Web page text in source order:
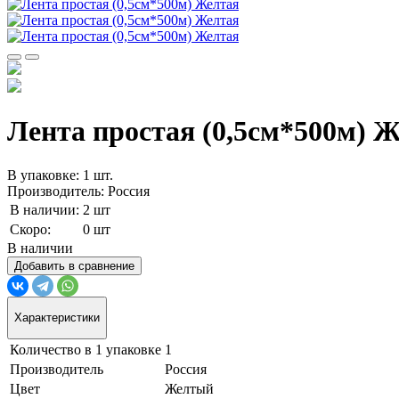
Лента простая (0,5см*500м)
В упаковке: 1 шт.
Производитель: Россия
В наличии: 2 шт
Скоро:
0 шт
В наличии
Добавить в сравнение
Характеристики
Количество в 1 упаковке 1
Производитель
Россия
Цвет
Желтый